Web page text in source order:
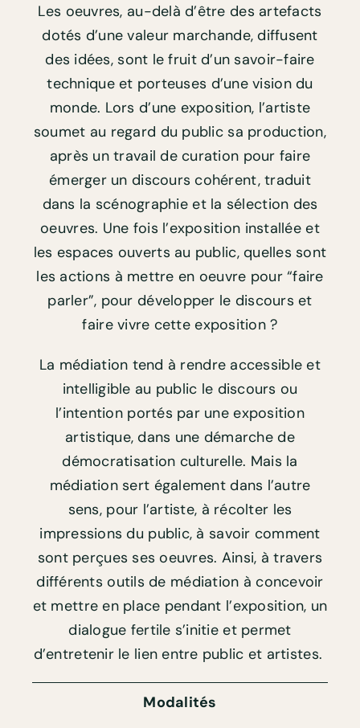
Les oeuvres, au-delà d’être des artefacts
dotés d’une valeur marchande, diffusent
des idées, sont le fruit d’un savoir-faire
technique et porteuses d’une vision du
monde. Lors d’une exposition, l’artiste
soumet au regard du public sa production,
après un travail de curation pour faire
émerger un discours cohérent, traduit
dans la scénographie et la sélection des
oeuvres. Une fois l’exposition installée et
les espaces ouverts au public, quelles sont
les actions à mettre en oeuvre pour “faire
parler”, pour développer le discours et
faire vivre cette exposition ?
La médiation tend à rendre accessible et
intelligible au public le discours ou
l’intention portés par une exposition
artistique, dans une démarche de
démocratisation culturelle. Mais la
médiation sert également dans l’autre
sens, pour l’artiste, à récolter les
impressions du public, à savoir comment
sont perçues ses oeuvres. Ainsi, à travers
différents outils de médiation à concevoir
et mettre en place pendant l’exposition, un
dialogue fertile s’initie et permet
d’entretenir le lien entre public et artistes.
Modalités